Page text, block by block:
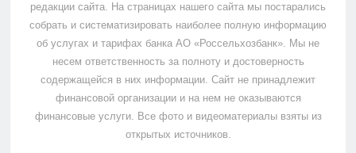
редакции сайта. На страницах нашего сайта мы постарались
собрать и систематизировать наиболее полную информацию
об услугах и тарифах банка АО «Россельхозбанк». Мы не
несем ответственность за полноту и достоверность
содержащейся в них информации. Сайт не принадлежит
финансовой организации и на нем не оказываются
финансовые услуги. Все фото и видеоматериалы взяты из
открытых источников.